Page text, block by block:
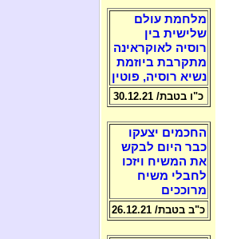
מלחמת עולם
שלישית בין
רוסיה לאוקראינה
מתקרבת ביוזמת
נשיא רוסיה, פוטין
כ"ו בטבת/ 30.12.21
החכמים יצעקו
כבר היום לבקש
את המשיח ויזכו
לחבלי משיח
מרוככים
כ"ב בטבת/ 26.12.21